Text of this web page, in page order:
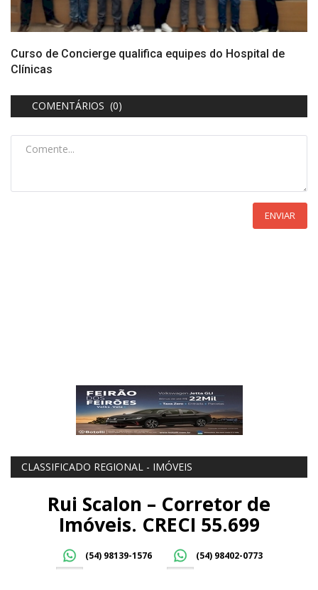
Curso de Concierge qualifica equipes do Hospital de
Clínicas
COMENTÁRIOS (0)
ENVIAR
CLASSIFICADO REGIONAL - IMÓVEIS
Rui Scalon – Corretor de
Imóveis. CRECI 55.699
(54) 98139-1576 (54) 98402-0773